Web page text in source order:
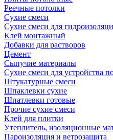
Реечные потолки
Сухие смеси
Сухие смеси для
Клей монтажный
Добавки для растворов
Цемент
Сыпучие материалы
Сухие смеси для устройства
Штукатурные смеси
Шпаклевки сухие
Шпатлевки готовые
Прочие сухие смеси
Клей для плитки
Утеплитель, изоляционные
Пароизоляция и ветрозащита